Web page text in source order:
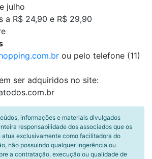
julho
a R$ 24,90 e R$ 29,90
ou pelo telefone (11)
ser adquiridos no site:
informações e materiais divulgados
responsabilidade dos associados que os
atua exclusivamente como facilitadora do
não possuindo qualquer ingerência ou
a contratação, execução ou qualidade de